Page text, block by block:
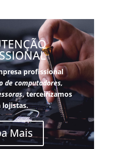
profissional
de computadores,
, terceirizamos
lojistas.
Mais